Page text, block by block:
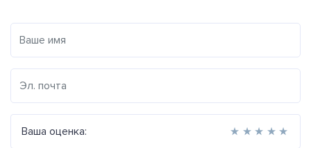
Ваша оценка: ★
★
★
★
★